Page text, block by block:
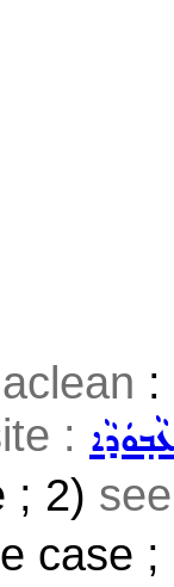
:
; 2)
case ;